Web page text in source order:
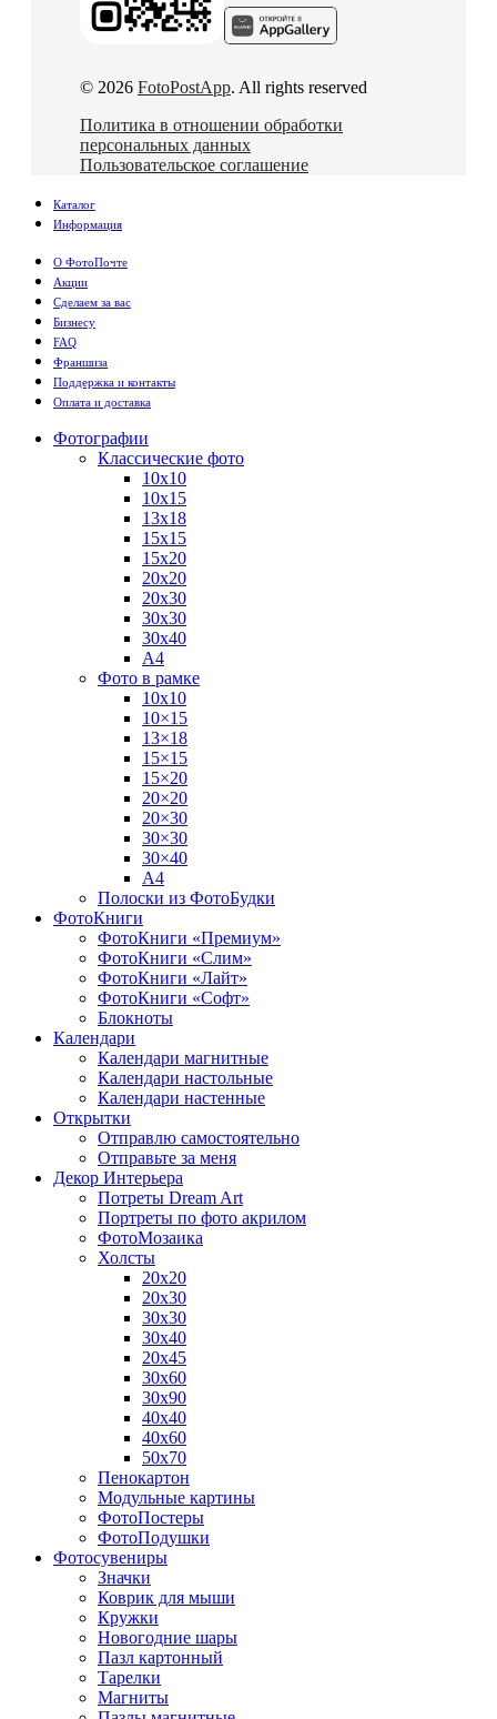
© 2026 FotoPostApp. All rights reserved
Политика в отношении обработки
персональных данных
Пользовательское соглашение
Каталог
Информация
О ФотоПочте
Акции
Сделаем за вас
Бизнесу
FAQ
Франшиза
Поддержка и контакты
Оплата и доставка
Фотографии
Классические фото
10х10
10х15
13х18
15х15
15х20
20х20
20х30
30х30
30х40
А4
Фото в рамке
10х10
10×15
13×18
15×15
15×20
20×20
20×30
30×30
30×40
A4
Полоски из ФотоБудки
ФотоКниги
ФотоКниги «Премиум»
ФотоКниги «Слим»
ФотоКниги «Лайт»
ФотоКниги «Софт»
Блокноты
Календари
Календари магнитные
Календари настольные
Календари настенные
Открытки
Отправлю самостоятельно
Отправьте за меня
Декор Интерьера
Потреты Dream Art
Портреты по фото акрилом
ФотоМозаика
Холсты
20х20
20х30
30х30
30х40
20х45
30х60
30х90
40х40
40х60
50х70
Пенокартон
Модульные картины
ФотоПостеры
ФотоПодушки
Фотоcувениры
Значки
Коврик для мыши
Кружки
Новогодние шары
Пазл картонный
Тарелки
Магниты